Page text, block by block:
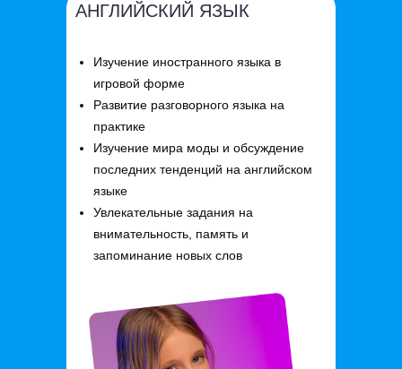
АНГЛИЙСКИЙ ЯЗЫК
Изучение иностранного языка в
игровой форме
Развитие разговорного языка на
практике
Изучение мира моды и обсуждение
последних тенденций на английском
языке
Увлекательные задания на
внимательность, память и
запоминание новых слов